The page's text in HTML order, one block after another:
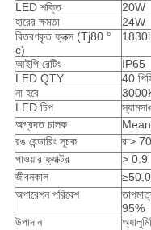
LED শক্তি
20W
হারের ক্ষমতা
24W
বিতরণকৃত ফ্লক্স (Tj80 °
c)
আইপি রেটিং
IP65
LED QTY
40
না হবে
LED চিপ
অগ্রদত চালক
রঙ রেন্ডারিং সূচক
রা> 70
পাওয়ার ফ্যাক্টর
> 0.9
জীবনকাল
অপারেশন পরিবেশ
95%
উপাদান